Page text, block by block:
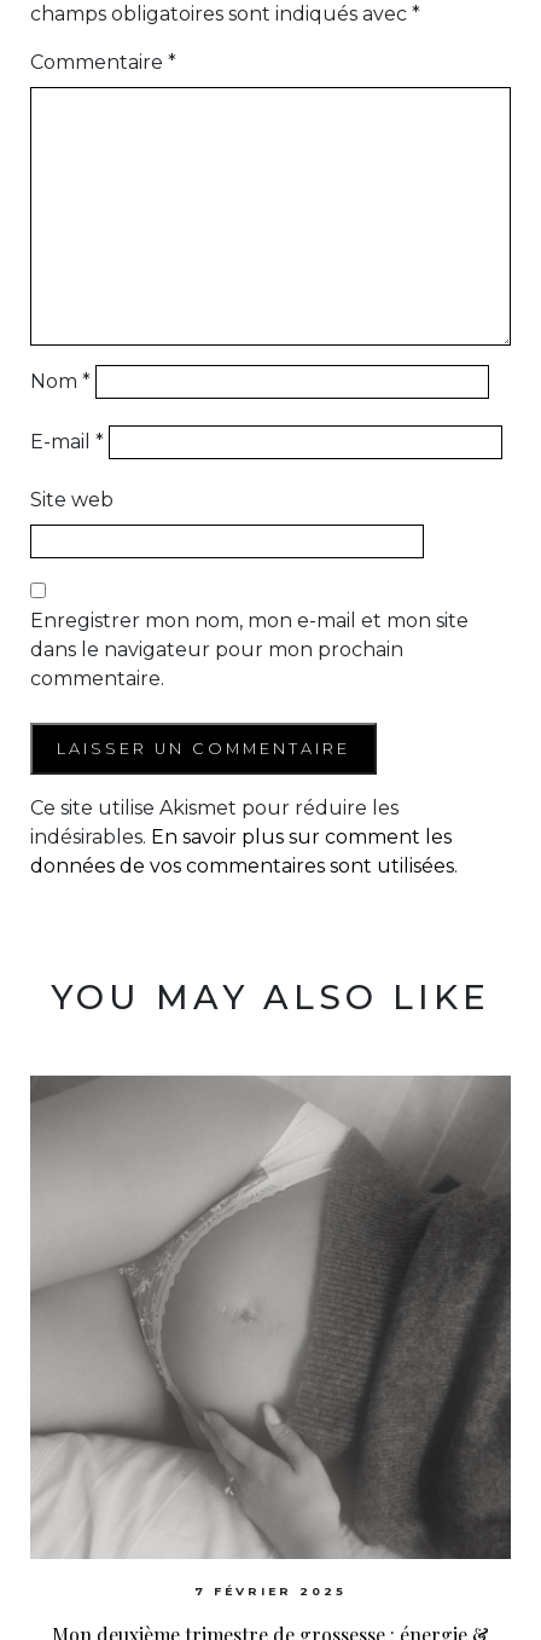
champs obligatoires sont indiqués avec *
Commentaire *
Nom *
E-mail *
Site web
Enregistrer mon nom, mon e-mail et mon site
dans le navigateur pour mon prochain
commentaire.
Ce site utilise Akismet pour réduire les
indésirables. En savoir plus sur comment les
données de vos commentaires sont utilisées.
YOU MAY ALSO LIKE
7 FÉVRIER 2025
Mon deuxième trimestre de grossesse : énergie &